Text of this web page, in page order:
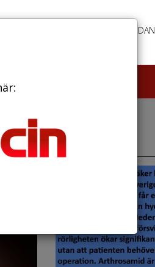
ANNONSERING HEMSIDAN
Annonser